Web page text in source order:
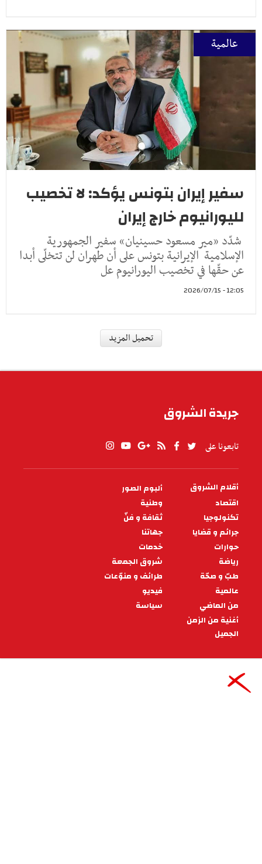
عالمية
سفير إيران بتونس يؤكد: لا تخصيب
لليورانيوم خارج إيران
شدّد «مير مسعود حسينيان» سفير الجمهورية
الإسلامية الإيرانية بتونس على أن طهران لن تتخلّى أبدا
عن حقّها في تخصيب اليورانيوم عل
12:05 - 2026/07/15
على إيقاع اجتماع لجنة المتابعة ...
أيّ طريق أمام تونس والجزائر؟
يأتي اجتماع لجنة المتابعة التونسية الجزائرية الملتئم
بداية هذا الأسبوع في الجزائر العاصمة في نطاق سنّة
التشاور السياسي الدائم
07:00 - 2026/07/11
عالمية